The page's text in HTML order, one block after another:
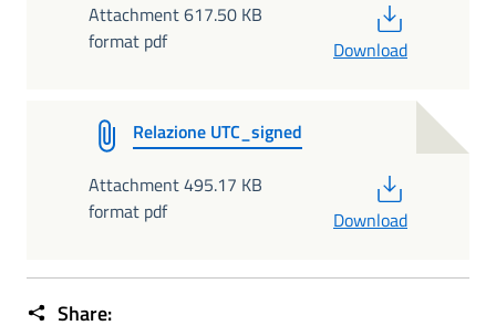
Attachment 617.50 KB
format pdf
Download
Relazione UTC_signed
Attachment 495.17 KB
format pdf
Download
Share: